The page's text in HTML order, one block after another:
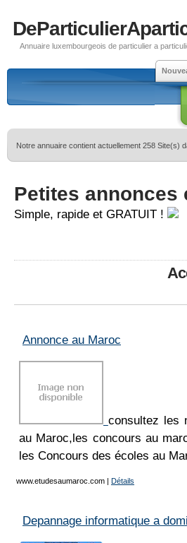
Annuaire luxembourgeois de particulier a
Notre annuaire contient actuellement 258 Site(s)
Petites annonces
Simple, rapide et GRATUIT !
Annonce au Maroc
consultez les
au Maroc,les concours au
les Concours des écoles au
www.etudesaumaroc.com | Détails
Depannage informatique a